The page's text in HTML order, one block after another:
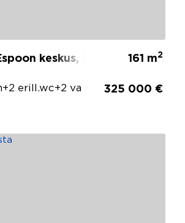
keskus, Espoo 161 m2
erill.wc+2 va
325 000 €